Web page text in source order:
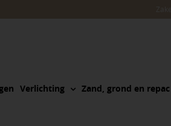
Verlichting Zand, grond en repac